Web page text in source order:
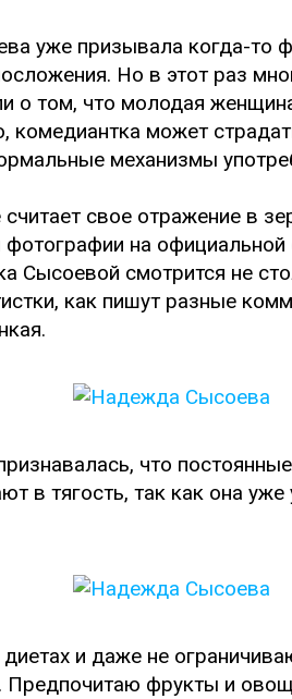
уже призывала когда-то
Но в этот раз
о том, что молодая
комедиантка может
механизмы
свое отражение в
фотографии на
Сысоевой смотрится не
как пишут разные
что
в тягость, так как она
и даже не
Предпочитаю фрукты и